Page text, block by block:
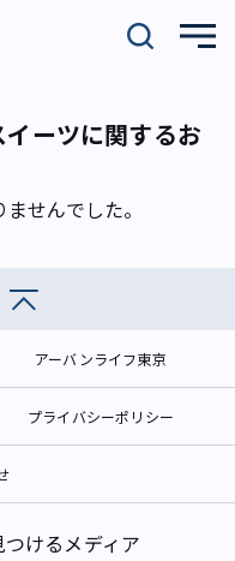
ーツに関するお
せんでした。
アーバンライフ東京
プライバシーポリシー
けるメディア